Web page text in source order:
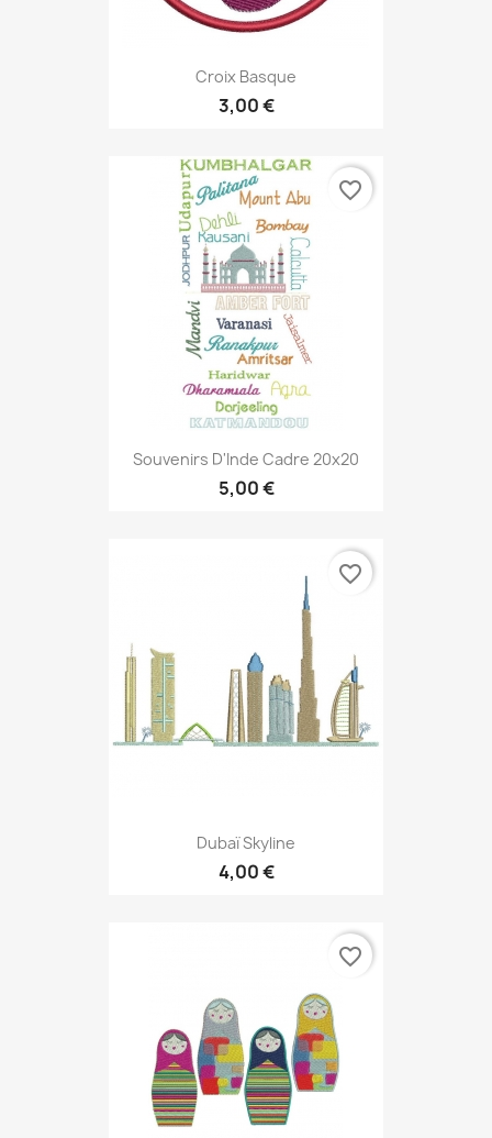
Croix Basque
3,00 €
Souvenirs D'Inde Cadre 20x20
5,00 €
favorite_border
Dubaï Skyline
4,00 €
favorite_border
favorite_border